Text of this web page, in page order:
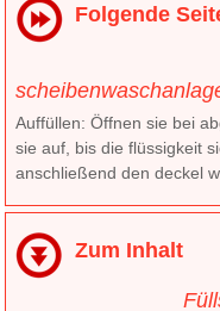
Folgende
Auffüllen: Öffnen sie bei
sie auf, bis die flüssigkeit
anschließend den deckel
Zum Inhalt